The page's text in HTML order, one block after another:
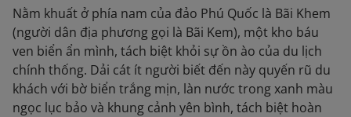
Nằm khuất ở phía nam của đảo Phú Quốc là Bãi Khem
(người dân địa phương gọi là Bãi Kem), một kho báu
ven biển ẩn mình, tách biệt khỏi sự ồn ào của du lịch
chính thống. Dải cát ít người biết đến này quyến rũ du
khách với bờ biển trắng mịn, làn nước trong xanh màu
ngọc lục bảo và khung cảnh yên bình, tách biệt hoàn